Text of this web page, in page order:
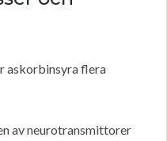
askorbinsyra flera
av neurotransmittorer